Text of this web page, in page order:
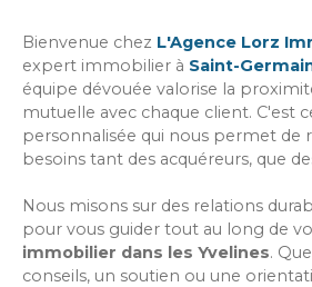
Bienvenue chez L'Agence Lorz
expert immobilier à Saint-
équipe dévouée valorise la
mutuelle avec chaque client. C'est
personnalisée qui nous permet de
besoins tant des acquéreurs, que
Nous misons sur des relations
pour vous guider tout au long de
immobilier dans les Yvelines.
conseils, un soutien ou une